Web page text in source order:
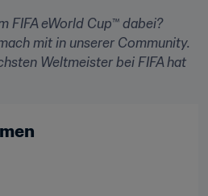
FIFA eWorld Cup™ dabei?
mit in unserer Community.
Weltmeister bei FIFA hat